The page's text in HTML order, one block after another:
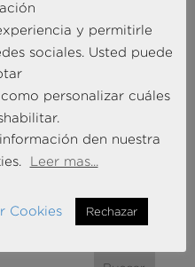
al respecto con la Ley
Cliente, también impone
mediante IA, no lo
mejoramos en
y permitirle
sociales. Usted puede
personalizar cuáles
den nuestra
Leer mas...
Cookies Rechazar